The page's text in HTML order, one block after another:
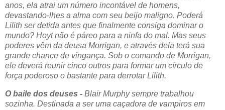
anos, ela atrai um número incontável de homens,
devastando-lhes a alma com seu beijo maligno. Poderá
Lilith ser detida antes que finalmente consiga dominar o
mundo? Hoyt não é páreo para a ninfa do mal. Mas seus
poderes vêm da deusa Morrigan, e através dela terá sua
grande chance de vingança. Sob o comando de Morrigan,
ele deverá reunir cinco outros para formar um círculo de
força poderoso o bastante para derrotar Lilith.
O baile dos deuses - Blair Murphy sempre trabalhou
sozinha. Destinada a ser uma caçadora de vampiros em